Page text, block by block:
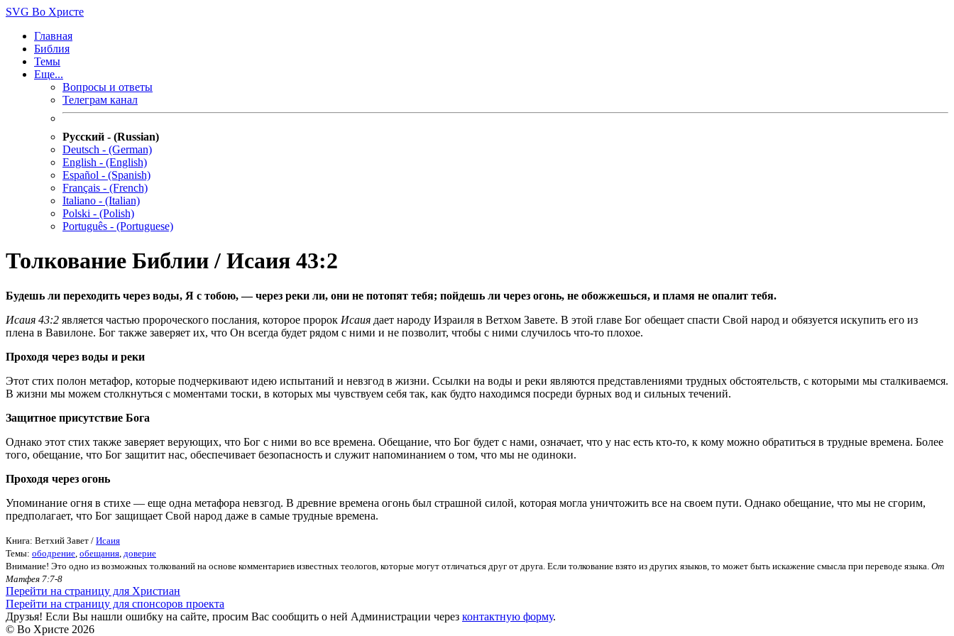
SVG Во Христе
Главная
Библия
Темы
Еще...
Вопросы и ответы
Телеграм канал
Русский - (Russian)
Deutsch - (German)
English - (English)
Español - (Spanish)
Français - (French)
Italiano - (Italian)
Polski - (Polish)
Português - (Portuguese)
Толкование Библии / Исаия 43:2
Будешь ли переходить через воды, Я с тобою, — через реки ли, они не потопят тебя; пойдешь ли через огонь, не обожжешься, и пламя не опалит тебя.
Исаия 43:2 является частью пророческого послания, которое пророк Исаия дает народу Израиля в Ветхом Завете. В этой главе Бог обещает спасти Свой народ и обязуется искупить его из
плена в Вавилоне. Бог также заверяет их, что Он всегда будет рядом с ними и не позволит, чтобы с ними случилось что-то плохое.
Проходя через воды и реки
Этот стих полон метафор, которые подчеркивают идею испытаний и невзгод в жизни. Ссылки на воды и реки являются представлениями трудных обстоятельств, с которыми мы сталкиваемся.
В жизни мы можем столкнуться с моментами тоски, в которых мы чувствуем себя так, как будто находимся посреди бурных вод и сильных течений.
Защитное присутствие Бога
Однако этот стих также заверяет верующих, что Бог с ними во все времена. Обещание, что Бог будет с нами, означает, что у нас есть кто-то, к кому можно обратиться в трудные времена. Более
того, обещание, что Бог защитит нас, обеспечивает безопасность и служит напоминанием о том, что мы не одиноки.
Проходя через огонь
Упоминание огня в стихе — еще одна метафора невзгод. В древние времена огонь был страшной силой, которая могла уничтожить все на своем пути. Однако обещание, что мы не сгорим,
предполагает, что Бог защищает Свой народ даже в самые трудные времена.
Книга: Ветхий Завет / Исаия
Темы: ободрение обещания доверие
Внимание! Это одно из возможных толкований на основе комментариев известных теологов, которые могут отличаться друг от друга. Если толкование взято из других языков, то может быть искажение смысла при переводе языка. От
Матфея 7:7-8
Перейти на страницу для Христиан
Перейти на страницу для спонсоров проекта
Друзья! Если Вы нашли ошибку на сайте, просим Вас сообщить о ней Администрации через контактную форму.
© Во Христе 2026